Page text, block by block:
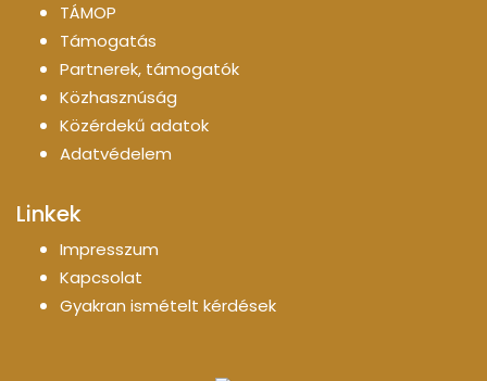
TÁMOP
Támogatás
Partnerek, támogatók
Közhasznúság
Közérdekű adatok
Adatvédelem
Linkek
Impresszum
Kapcsolat
Gyakran ismételt kérdések